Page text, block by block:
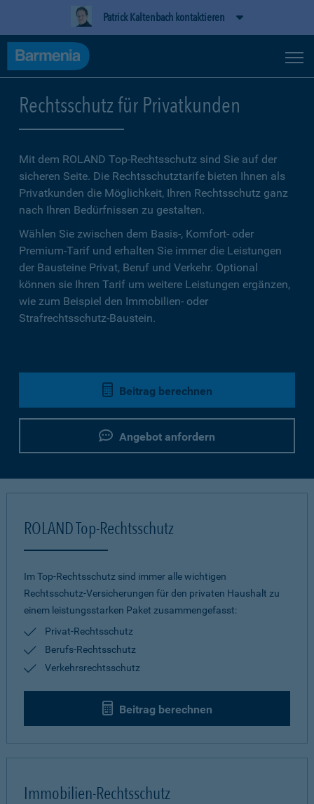
Patrick Kaltenbach kontaktieren
Rechtsschutz für Privatkunden
Mit dem ROLAND Top-Rechtsschutz sind Sie auf der
sicheren Seite. Die Rechtsschutztarife bieten Ihnen als
Privatkunden die Möglichkeit, Ihren Rechtsschutz ganz
nach Ihren Bedürfnissen zu gestalten.
Wählen Sie zwischen dem Basis-, Komfort- oder
Premium-Tarif und erhalten Sie immer die Leistungen
der Bausteine Privat, Beruf und Verkehr. Optional
können sie Ihren Tarif um weitere Leistungen ergänzen,
wie zum Beispiel den Immobilien- oder
Strafrechtsschutz-Baustein.
Beitrag berechnen
Angebot anfordern
ROLAND Top-Rechtsschutz
Im Top-Rechtsschutz sind immer alle wichtigen
Rechtsschutz-Versicherungen für den privaten Haushalt zu
einem leistungsstarken Paket zusammengefasst:
Privat-Rechtsschutz
Berufs-Rechtsschutz
Verkehrsrechtsschutz
Beitrag berechnen
Immobilien-Rechtsschutz